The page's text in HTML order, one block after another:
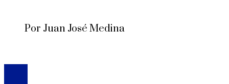
Por Juan José Medina